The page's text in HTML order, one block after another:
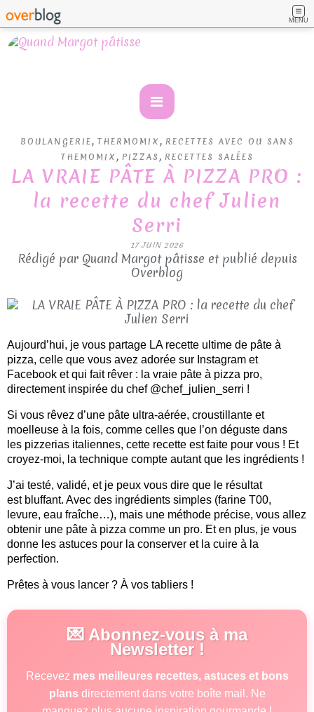
MENU
BOULANGERIE, THERMOMIX , RECETTES AVEC OU SANS
THEMOMIX , PIZZAS , RECETTES SALÉES
LA VRAIE PÂTE À PIZZA PRO :
la recette du chef Julien
Serri
17 JUIN 2026
Rédigé par Quand Margot pâtisse et publié depuis
Overblog
Aujourd’hui, je vous partage LA recette ultime de pâte à
pizza, celle que vous avez adorée sur Instagram et
Facebook et qui fait rêver : la vraie pâte à pizza pro,
directement inspirée du chef @chef_julien_serri !
Si vous rêvez d’une pâte ultra-aérée, croustillante et
moelleuse à la fois, comme celles que l’on déguste dans
les pizzerias italiennes, cette recette est faite pour vous ! Et
croyez-moi, la technique compte autant que les ingrédients !
J’ai testé, validé, et je peux vous dire que le résultat
est bluffant. Avec des ingrédients simples (farine T00,
levure, eau fraîche…), mais une méthode précise, vous allez
obtenir une pâte à pizza comme un pro. Et en plus, je vous
donne les astuces pour la conserver et la cuire à la
perfection.
Prêtes à vous lancer ? À vos tabliers !
💌 Abonnez-vous à ma
Newsletter !
Recevez mes meilleures recettes, astuces et bons
plans directement dans votre boîte mail. Ne